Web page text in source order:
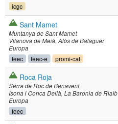
icgc
Sant Mamet
Muntanya de Sant Mamet
Vilanova de Meià Alòs de Balaguer
Europa
feec feec-e promi-cat
Roca Roja
Serra de Roc de Benavent
Isona i Conca Dellà La Baronia de Rialb
Europa
feec